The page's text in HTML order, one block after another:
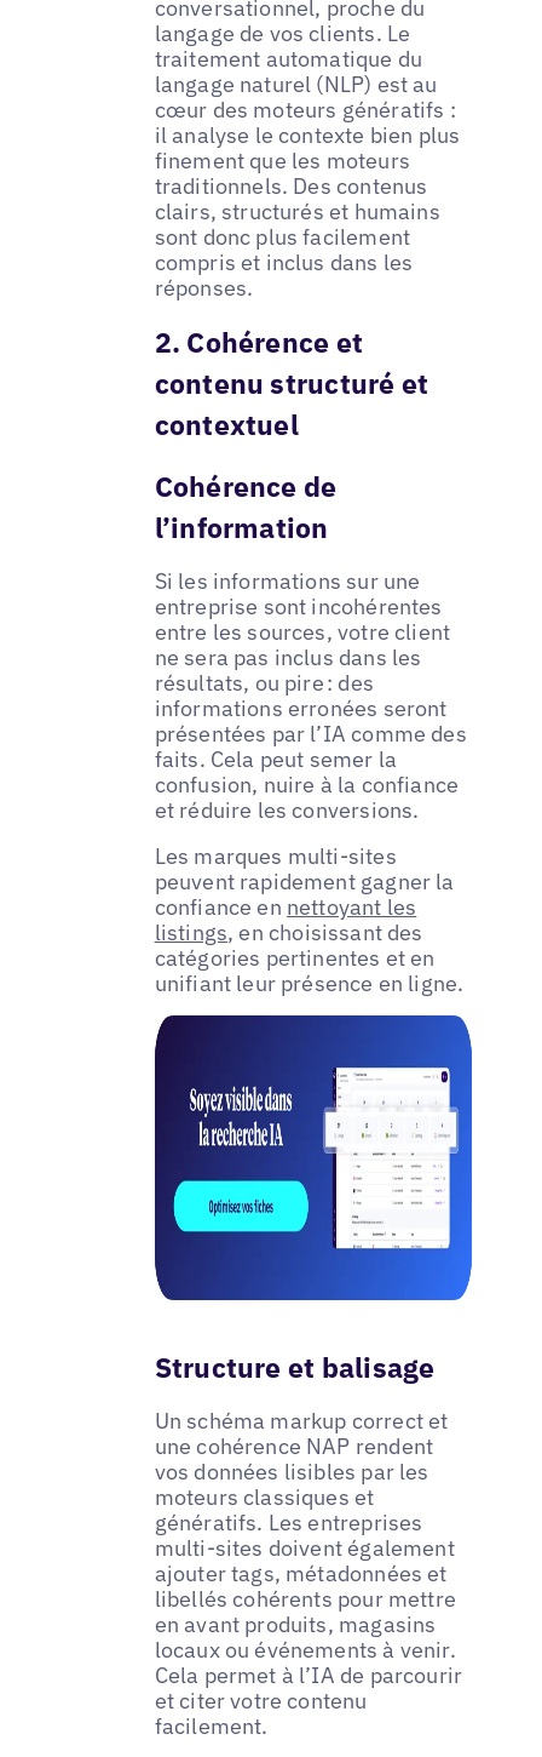
conversationnel, proche du
langage de vos clients. Le
traitement automatique du
langage naturel (NLP) est au
cœur des moteurs génératifs :
il analyse le contexte bien plus
finement que les moteurs
traditionnels. Des contenus
clairs, structurés et humains
sont donc plus facilement
compris et inclus dans les
réponses.
2. Cohérence et
contenu structuré et
contextuel
Cohérence de
l’information
Si les informations sur une
entreprise sont incohérentes
entre les sources, votre client
ne sera pas inclus dans les
résultats, ou pire : des
informations erronées seront
présentées par l’IA comme des
faits. Cela peut semer la
confusion, nuire à la confiance
et réduire les conversions.
Les marques multi-sites
peuvent rapidement gagner la
confiance en nettoyant les
listings, en choisissant des
catégories pertinentes et en
unifiant leur présence en ligne.
Structure et balisage
Un schéma markup correct et
une cohérence NAP rendent
vos données lisibles par les
moteurs classiques et
génératifs. Les entreprises
multi-sites doivent également
ajouter tags, métadonnées et
libellés cohérents pour mettre
en avant produits, magasins
locaux ou événements à venir.
Cela permet à l’IA de parcourir
et citer votre contenu
facilement.